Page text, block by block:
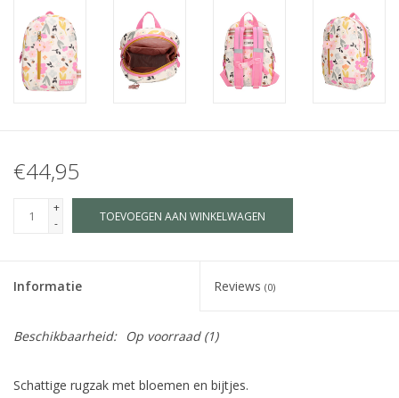
Merken
€44,95
+
-
TOEVOEGEN AAN WINKELWAGEN
Informatie Reviews (0)
Beschikbaarheid: Op voorraad(1)
Schattige rugzak met bloemen en bijtjes.